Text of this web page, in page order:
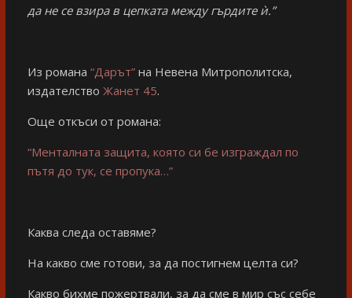
да не се взира в цепката между гърдите ѝ.”
Из романа “Дарът”на Невена Митрополитска,
издателство Жанет 45.
Още откъси от романа:
“Менталната защита, която си бе изграждал по
пътя до тук, се пропука…”
Каква следа оставяме?
На какво сме готови, за да постигнем целта си?
Какво бихме пожертвали, за да сме в мир със себе